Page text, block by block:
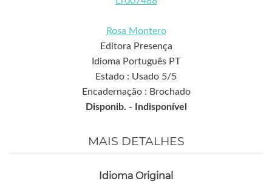
Rosa Montero
Editora Presença
Idioma Português PT
Estado : Usado 5/5
Encadernação : Brochado
Disponib. -
Indisponível
MAIS DETALHES
Idioma Original